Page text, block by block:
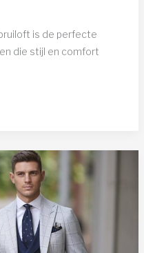
is de perfecte
die stijl en comfort